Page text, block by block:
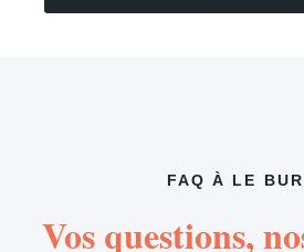
FAQ À LE
Vos questions,